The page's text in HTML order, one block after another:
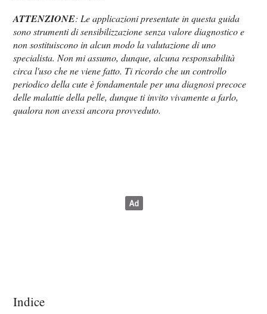
ATTENZIONE: Le applicazioni presentate in questa guida
sono strumenti di sensibilizzazione senza valore diagnostico e
non sostituiscono in alcun modo la valutazione di uno
specialista. Non mi assumo, dunque, alcuna responsabilità
circa l'uso che ne viene fatto. Ti ricordo che un controllo
periodico della cute è fondamentale per una diagnosi precoce
delle malattie della pelle, dunque ti invito vivamente a farlo,
qualora non avessi ancora provveduto.
Indice